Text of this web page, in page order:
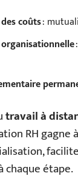
coûts:
travail à
RH gagne
chaque étape.